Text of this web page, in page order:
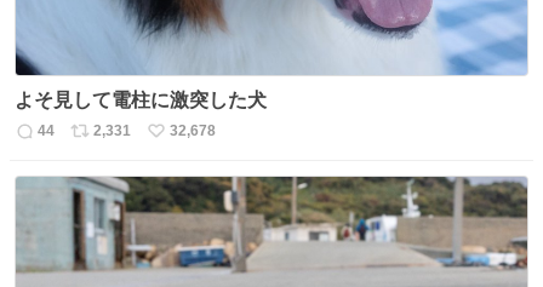
よそ見して電柱に激突した犬
返
数
44
リ
ス
ト
数
2,331
い
ね
数
32,678